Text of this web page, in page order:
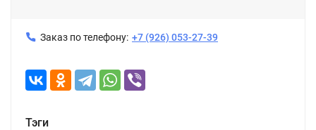
Заказ по телефону: +7 (926) 053-27-39
Тэги